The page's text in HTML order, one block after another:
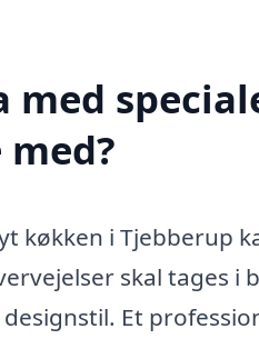
med
køkken i Tjebberup
skal tages
Et